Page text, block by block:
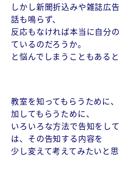
しかし新聞折込みや雑誌広
話も鳴らず、
反応もなければ本当に自分
ているのだろうか。
と悩んでしまうこともあると
教室を知ってもらうために
加してもらうために、
いろいろな方法で告知をし
は、その告知する内容を
少し変えて考えてみたいと思